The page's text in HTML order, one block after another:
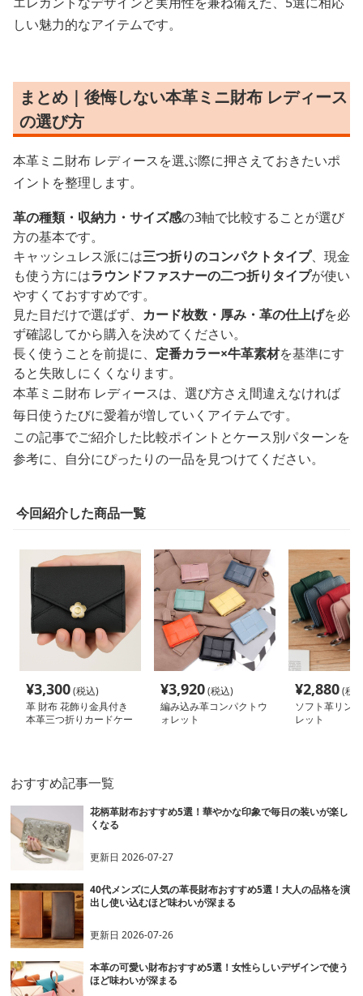
しい魅力的なアイテムです。
まとめ｜後悔しない本革ミニ財布 レディース
の選び方
本革ミニ財布 レディースを選ぶ際に押さえておきたいポ
イントを整理します。
革の種類・収納力・サイズ感の3軸で比較することが選び
方の基本です。
キャッシュレス派には三つ折りのコンパクトタイプ、現金
も使う方にはラウンドファスナーの二つ折りタイプが使い
やすくておすすめです。
見た目だけで選ばず、 カード枚数・厚み・革の仕上げを必
ず確認してから購入を決めてください。
長く使うことを前提に、 定番カラー×牛革素材を基準にす
ると失敗しにくくなります。
本革ミニ財布 レディースは、選び方さえ間違えなければ
毎日使うたびに愛着が増していくアイテムです。
この記事でご紹介した比較ポイントとケース別パターンを
参考に、自分にぴったりの一品を見つけてください。
今回紹介した商品一覧
¥3,300(税込)
革 財布 花飾り金具付き
本革三つ折りカードケー
¥3,920(税込)
編み込み革コンパクトウ
ォレット
¥2,880(税
ソフト革リン
レット
おすすめ記事一覧
花柄革財布おすすめ5選！華やかな印象で毎日の装いが楽し
くなる
更新日2026-07-27
40代メンズに人気の革長財布おすすめ5選！大人の品格を演
出し使い込むほど味わいが深まる
更新日2026-07-26
本革の可愛い財布おすすめ5選！女性らしいデザインで使う
ほど味わいが深まる